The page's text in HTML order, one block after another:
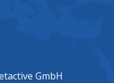
GmbH